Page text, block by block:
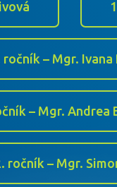
ročník – Mgr.
– Mgr. Andrea
ročník – Mgr.